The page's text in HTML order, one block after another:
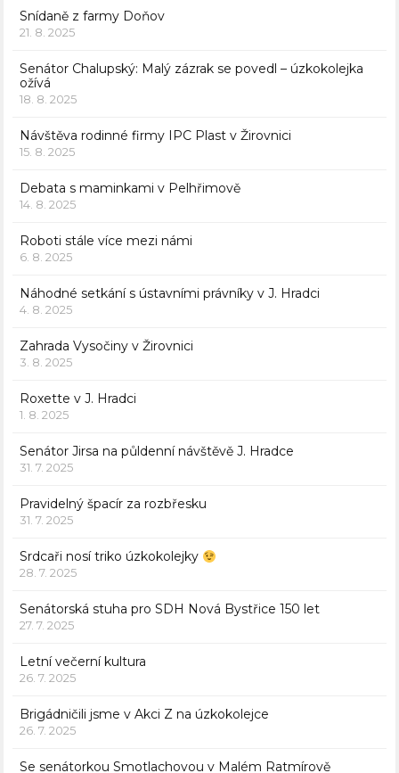
Snídaně z farmy Doňov
21. 8. 2025
Senátor Chalupský: Malý zázrak se povedl – úzkokolejka
ožívá
18. 8. 2025
Návštěva rodinné firmy IPC Plast v Žirovnici
15. 8. 2025
Debata s maminkami v Pelhřimově
14. 8. 2025
Roboti stále více mezi námi
6. 8. 2025
Náhodné setkání s ústavními právníky v J. Hradci
4. 8. 2025
Zahrada Vysočiny v Žirovnici
3. 8. 2025
Roxette v J. Hradci
1. 8. 2025
Senátor Jirsa na půldenní návštěvě J. Hradce
31. 7. 2025
Pravidelný špacír za rozbřesku
31. 7. 2025
Srdcaři nosí triko úzkokolejky
28. 7. 2025
Senátorská stuha pro SDH Nová Bystřice 150 let
27. 7. 2025
Letní večerní kultura
26. 7. 2025
Brigádničili jsme v Akci Z na úzkokolejce
26. 7. 2025
Se senátorkou Smotlachovou v Malém Ratmírově